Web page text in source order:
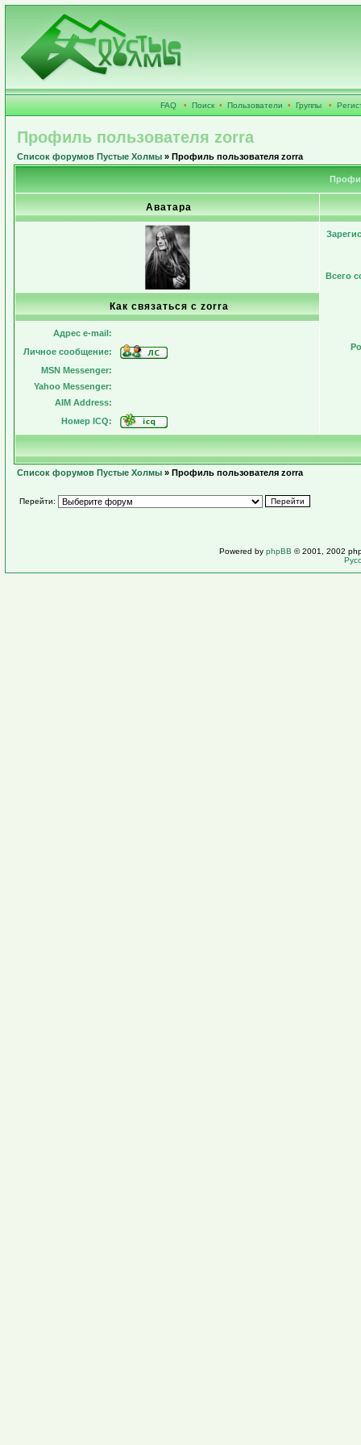
FAQ • Поиск • Пользователи • Группы •
Профиль пользователя zorra
Список форумов Пустые Холмы » Профиль пользователя zorra
Аватара
Всего
Как связаться с zorra
Адрес e-mail:
Личное сообщение:
MSN Messenger:
Yahoo Messenger:
AIM Address:
Номер ICQ:
Список форумов Пустые Холмы » Профиль пользователя zorra
Перейти:
Powered by phpBB © 2001, 2002